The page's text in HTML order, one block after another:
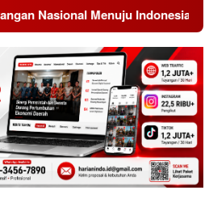
Menuju Indonesia Emas